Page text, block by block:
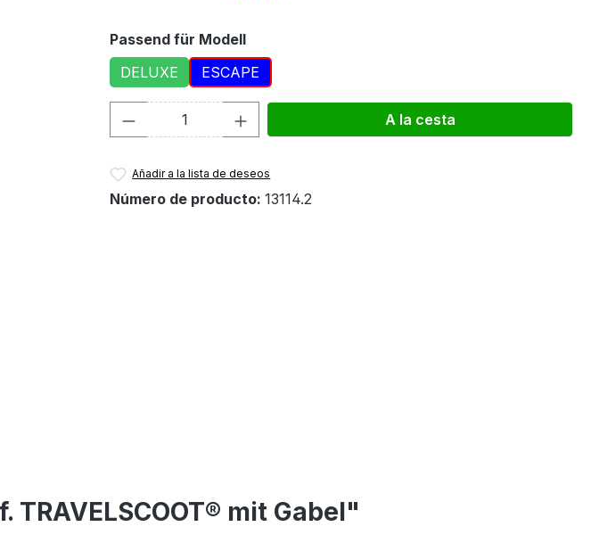
Seleccione
Passend für Modell
DELUXE
ESCAPE
Cantidad del producto: introduce la cantidad
A la cesta
Añadir a la lista de deseos
Número de producto: 13114.2
mit Gabel"